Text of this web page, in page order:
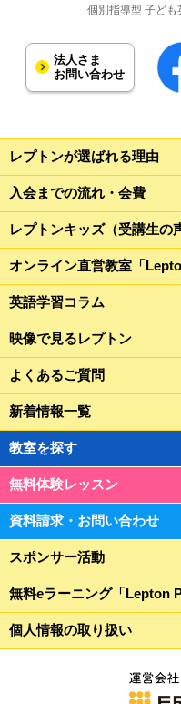
個別指導型 子ども
法人さま
お問い合わせ
レプトンが選ばれる理由
入会までの流れ・会費
レプトンキッズ（受講生の
オンライン直営教室「
英語学習コラム
映像で見るレプトン
よくあるご質問
新着情報一覧
教室を探す
無料体験レッスン
資料請求・お問い合わせ
スポンサー活動
無料eラーニング「Lepton
個人情報の取り扱い